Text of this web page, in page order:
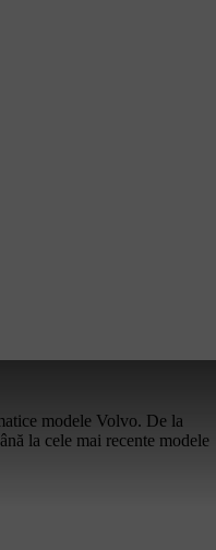
modele Volvo. De la
la cele mai recente modele